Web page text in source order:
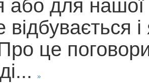
або для нашої
і
це